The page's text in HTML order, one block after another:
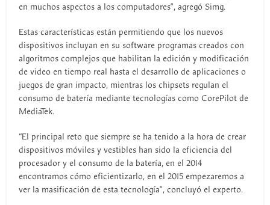
en muchos aspectos a los computadores”, agregó Simg.
Estas características están permitiendo que los nuevos
dispositivos incluyan en su software programas creados con
algoritmos complejos que habilitan la edición y modificación
de video en tiempo real hasta el desarrollo de aplicaciones o
juegos de gran impacto, mientras los chipsets regulan el
consumo de batería mediante tecnologías como CorePilot de
MediaTek.
“El principal reto que siempre se ha tenido a la hora de crear
dispositivos móviles y vestibles han sido la eficiencia del
procesador y el consumo de la batería, en el 2014
encontramos cómo eficientizarlo, en el 2015 empezaremos a
ver la masificación de esta tecnología”, concluyó el experto.